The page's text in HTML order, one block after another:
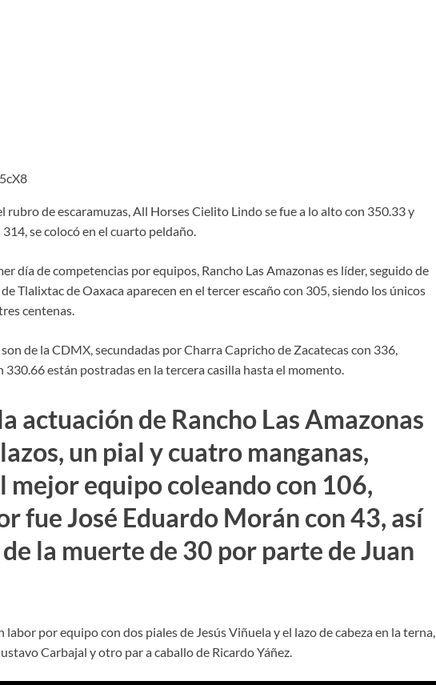
rubro de escaramuzas, All Horses Cielito Lindo se fue a lo alto con 350.33 y
se colocó en el cuarto peldaño.
día de competencias por equipos, Rancho Las Amazonas es líder, seguido de
Tlalixtac de Oaxaca aparecen en el tercer escaño con 305, siendo los únicos
centenas.
de la CDMX, secundadas por Charra Capricho de Zacatecas con 336,
están postradas en la tercera casilla hasta el momento.
actuación de Rancho Las Amazonas
un pial y cuatro manganas,
mejor equipo coleando con 106,
fue José Eduardo Morán con 43, así
la muerte de 30 por parte de Juan
labor por equipo con dos piales de Jesús Viñuela y el lazo de cabeza en la terna,
Carbajal y otro par a caballo de Ricardo Yáñez.